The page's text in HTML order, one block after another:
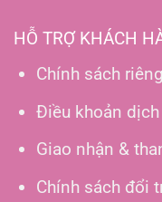
HỖ TRỢ KHÁCH
Chính sách
Điều khoản dịch
Giao nhận &
Chính sách đổi